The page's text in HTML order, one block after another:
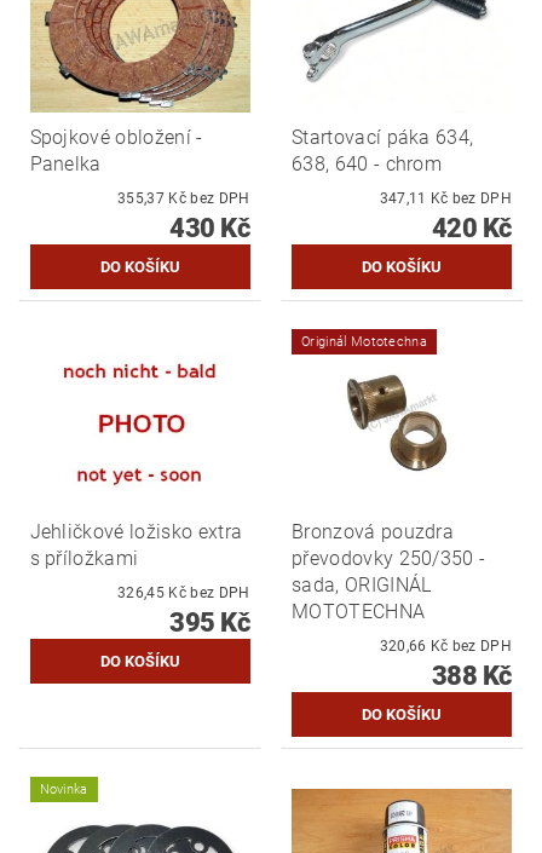
Spojkové obložení -
Panelka
355,37 Kč bez DPH
430 Kč
Startovací páka 634,
638, 640 - chrom
347,11 Kč bez DPH
420 Kč
Jehličkové ložisko extra
s příložkami
326,45 Kč bez DPH
395 Kč
Originál Mototechna
Bronzová pouzdra
převodovky 250/350 -
sada, ORIGINÁL
MOTOTECHNA
320,66 Kč bez DPH
388 Kč
Novinka